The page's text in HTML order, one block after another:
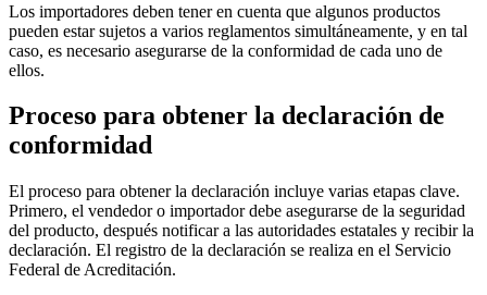
Los importadores deben tener en cuenta que algunos productos
pueden estar sujetos a varios reglamentos simultáneamente, y en tal
caso, es necesario asegurarse de la conformidad de cada uno de
ellos.
Proceso para obtener la declaración de
conformidad
El proceso para obtener la declaración incluye varias etapas clave.
Primero, el vendedor o importador debe asegurarse de la seguridad
del producto, después notificar a las autoridades estatales y recibir la
declaración. El registro de la declaración se realiza en el Servicio
Federal de Acreditación.